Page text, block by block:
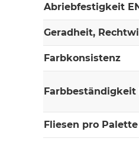
Abriebfestigkeit
Geradheit,
Farbkonsistenz
Fliesen pro Palette